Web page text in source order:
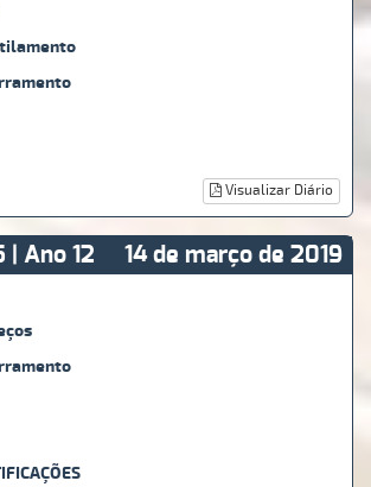
Visualizar Diário
| Ano 12 14 de março de 2019